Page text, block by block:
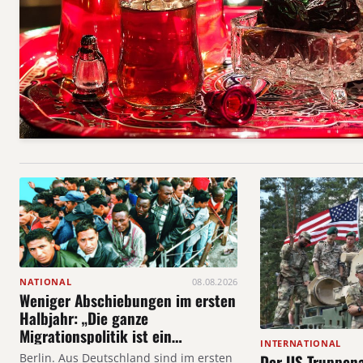
NATIONAL 08.08.2026
Weniger Abschiebungen im ersten
Halbjahr: „Die ganze
Migrationspolitik ist ein
Desaster.“
Berlin. Aus Deutschland sind im ersten
INTERNATIONAL